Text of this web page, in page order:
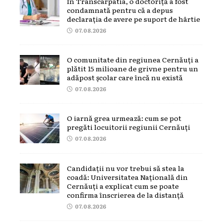
condamnată pentru că a depus
declarația de avere pe suport de hârtie
07.08.2026
O comunitate din regiunea Cernăuți a
plătit 15 milioane de grivne pentru un
adăpost școlar care încă nu există
07.08.2026
O iarnă grea urmează: cum se pot
pregăti locuitorii regiunii Cernăuți
07.08.2026
Candidații nu vor trebui să stea la
coadă: Universitatea Națională din
Cernăuți a explicat cum se poate
confirma înscrierea de la distanță
07.08.2026